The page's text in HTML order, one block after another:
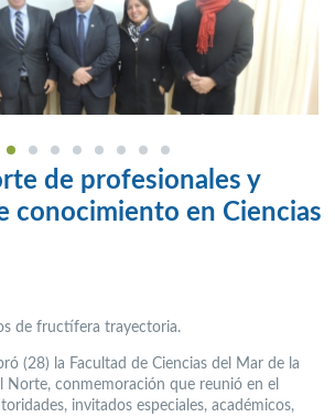
de profesionales y
conocimiento en Ciencias
de fructífera trayectoria.
(28) la Facultad de Ciencias del Mar de la
Norte, conmemoración que reunió en el
invitados especiales, académicos,